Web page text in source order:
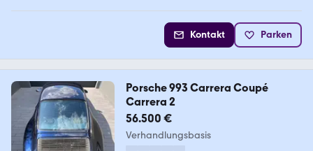
Kontakt Parken
Porsche 993 Carrera Coupé
Carrera 2
56.500 €
Verhandlungsbasis